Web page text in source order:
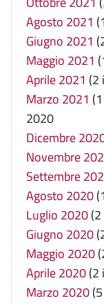
Agosto 2021
Giugno 2021
Maggio 2021
Aprile 2021 (2
Marzo 2021
2020
Dicembre
Novembre
Settembre
Agosto 2020
Luglio 2020
Giugno 2020
Maggio 2020
Aprile 2020(2
Marzo 2020